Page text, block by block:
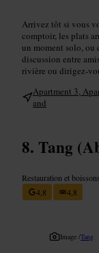
Arrivez tôt si vous
comptoir, les plats
un moment solo, ou
discussion entre
rivière ou dirigez-
Apartment 3,
and
Tang
Restauration et boissons
4,8
4,8
Image /Tang